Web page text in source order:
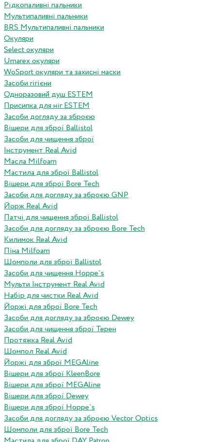
Рідкопаливні пальники
Мультипаливні пальники
BRS Мультипаливні пальники
Окуляри
Select окуляри
Umarex окуляри
WoSport окуляри та захисні маски
Засоби гігієни
Одноразовий душ ESTEM
Присипка для ніг ESTEM
Засоби догляду за зброєю
Вішери для зброї Ballistol
Засоби для чищення зброї
Інструмент Real Avid
Масла Milfoam
Мастила для зброї Ballistol
Вішери для зброї Bore Tech
Засоби для догляду за зброєю GNP
Йорж Real Avid
Патчі для чищення зброї Ballistol
Засоби для догляду за зброєю Bore Tech
Килимок Real Avid
Піна Milfoam
Шомполи для зброї Ballistol
Засоби для чищення Hoppe`s
Мульти Інструмент Real Avid
Набір для чистки Real Avid
Йоржі для зброї Bore Tech
Засоби для догляду за зброєю Dewey
Засоби для чищення зброї Терен
Протяжка Real Avid
Шомпол Real Avid
Йоржі для зброї MEGAline
Вішери для зброї KleenBore
Вішери для зброї MEGAline
Вішери для зброї Dewey
Вішери для зброї Hoppe`s
Засоби для догляду за зброєю Vector Optics
Шомполи для зброї Bore Tech